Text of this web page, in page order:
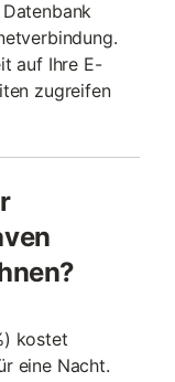
auf Ihre E-
zugreifen
kostet
eine Nacht.